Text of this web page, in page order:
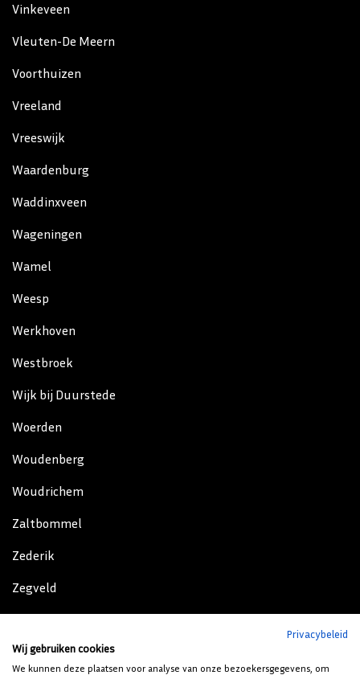
Vinkeveen
Vleuten-De Meern
Voorthuizen
Vreeland
Vreeswijk
Waardenburg
Waddinxveen
Wageningen
Wamel
Weesp
Werkhoven
Westbroek
Wijk bij Duurstede
Woerden
Woudenberg
Woudrichem
Zaltbommel
Zederik
Zegveld
Zijderveld
Privacybeleid
Wij gebruiken cookies
We kunnen deze plaatsen voor analyse van onze bezoekersgegevens, om